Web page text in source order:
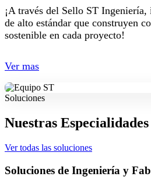
¡A través del Sello ST
de alto estándar que construyen
sostenible en cada proyecto!
Ver mas
Soluciones
Nuestras Especialidades
Ver todas las soluciones
Soluciones de Ingeniería y